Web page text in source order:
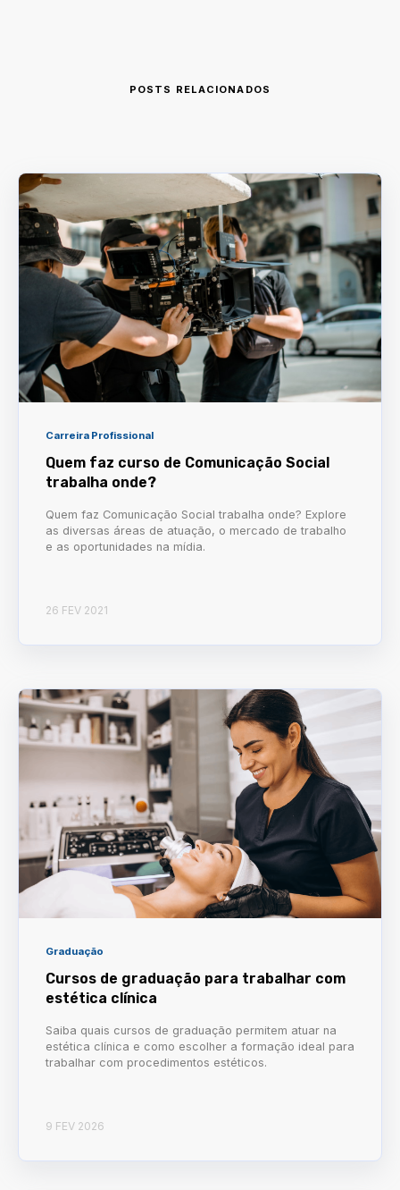
POSTS RELACIONADOS
Carreira Profissional
Quem faz curso de Comunicação Social
trabalha onde?
Quem faz Comunicação Social trabalha onde? Explore
as diversas áreas de atuação, o mercado de trabalho
e as oportunidades na mídia.
26 FEV 2021
Graduação
Cursos de graduação para trabalhar com
estética clínica
Saiba quais cursos de graduação permitem atuar na
estética clínica e como escolher a formação ideal para
trabalhar com procedimentos estéticos.
9 FEV 2026